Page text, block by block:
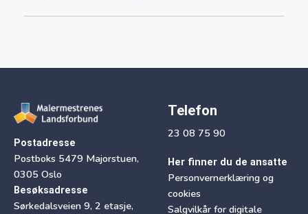
Postadresse
Postboks 5479 Majorstuen,
0305 Oslo
Besøksadresse
Sørkedalsveien 9, 2 etasje,
Telefon
23 08 75 90
Her finner du de ansatte
Personvernerklæring og
cookies
Salgvilkår for digitale